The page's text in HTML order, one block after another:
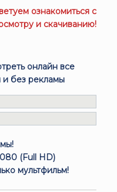
ознакомиться с
и скачиванию!
онлайн все
и без рекламы
(Full HD)
мультфильм!